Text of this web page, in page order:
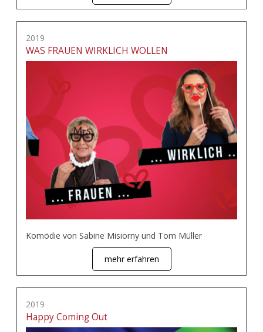
2019
WAS FRAUEN WIRKLICH WOLLEN
Komödie von Sabine Misiorny und Tom Müller
mehr erfahren
2019
Happy Coming Out